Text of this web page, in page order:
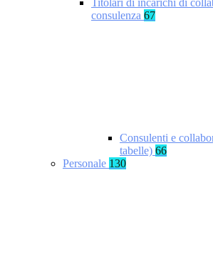
Titolari di incarichi di
consulenza 67
Consulenti e
tabelle) 66
Personale 130